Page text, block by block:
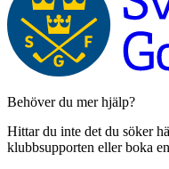
Behöver du mer hjälp?
Hittar du inte det du söker
klubbsupporten eller boka